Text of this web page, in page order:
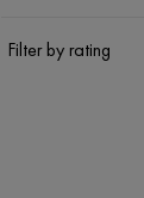
Filter by rating